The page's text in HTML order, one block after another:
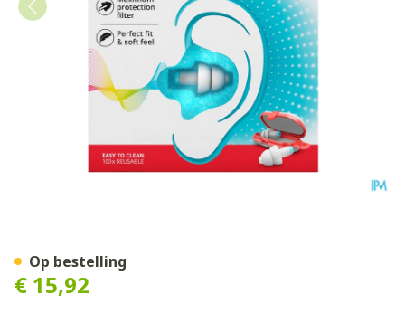
€ 15,92
Op bestelling